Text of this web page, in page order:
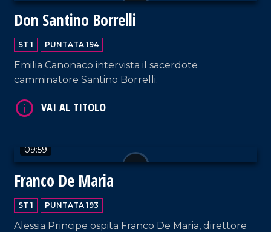
Don Santino Borrelli
ST 1 PUNTATA 194
Emilia Canonaco intervista il sacerdote
camminatore Santino Borrelli.
09:59
Franco De Maria
ST 1 PUNTATA 193
Alessia Principe ospita Franco De Maria, direttore
VAI AL TITOLO